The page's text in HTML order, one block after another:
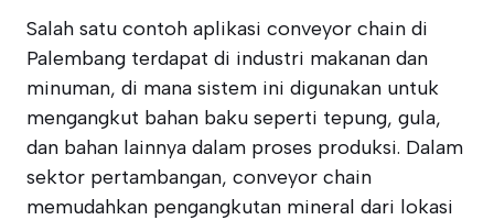
Salah satu contoh aplikasi conveyor chain di
Palembang terdapat di industri makanan dan
minuman, di mana sistem ini digunakan untuk
mengangkut bahan baku seperti tepung, gula,
dan bahan lainnya dalam proses produksi. Dalam
sektor pertambangan, conveyor chain
memudahkan pengangkutan mineral dari lokasi